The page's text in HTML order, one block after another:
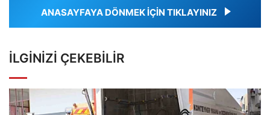
ANASAYFAYA DÖNMEK İÇİN TIKLAYINIZ
İLGINIZI ÇEKEBILIR